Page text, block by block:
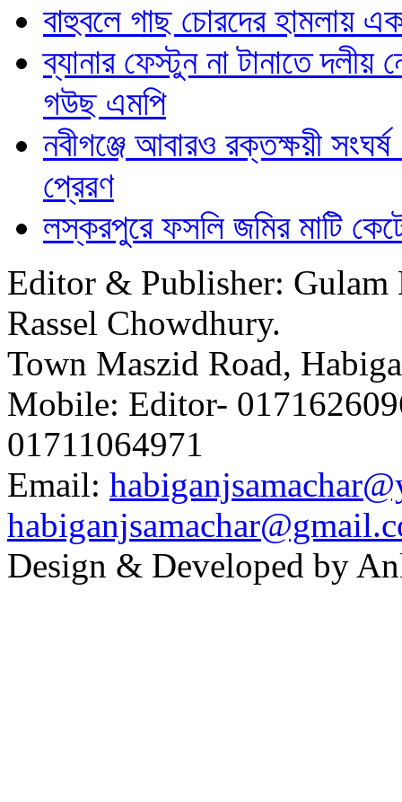
বাহুবলে গাছ চোরদের হামলায়
ব্যানার ফেস্টুন না টানাতে
গউছ এমপি
নবীগঞ্জে আবারও রক্তক্ষয়ী
প্রেরণ
লস্করপুরে ফসলি জমির মাটি
Editor & Publisher: Gulam
Rassel Chowdhury.
Town Maszid Road,
Mobile: Editor-
01711064971
Email:
Design & Developed by